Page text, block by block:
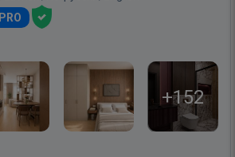
PRO
+152